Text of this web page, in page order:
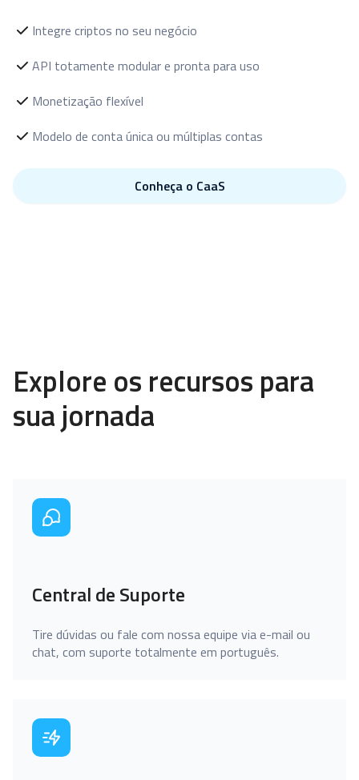
Integre criptos no seu negócio
API totamente modular e pronta para uso
Monetização flexível
Modelo de conta única ou múltiplas contas
Conheça o CaaS
Explore os recursos para
sua jornada
Central de Suporte
Tire dúvidas ou fale com nossa equipe via e-mail ou
chat, com suporte totalmente em português.